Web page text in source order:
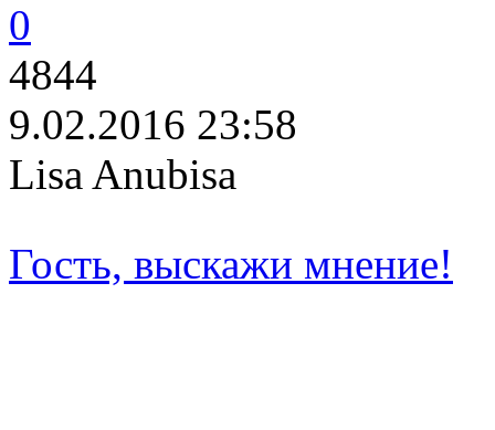
0
4844
9.02.2016 23:58
Lisa Anubisa
Гость, выскажи мнение!